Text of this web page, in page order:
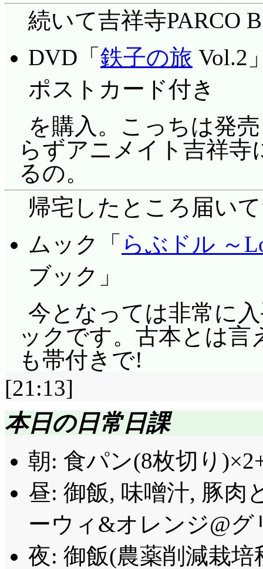
続いて吉祥寺PARCO
DVD「 鉄子の旅 Vol.2
ポストカード付き
を購入。こっちは発
らずアニメイト吉祥
るの。
帰宅したところ届い
ムック「 らぶドル ～
ブック」
今となっては非常に
ックです。古本とは
も帯付きで!
[21:13]
本日の日常日課
朝: 食パン(8枚切り
昼: 御飯, 味噌汁, 豚肉
ーウィ&オレンジ@グ
夜: 御飯(農薬削減栽